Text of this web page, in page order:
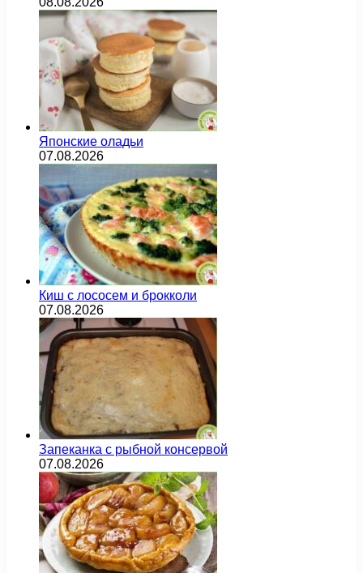
Японские оладьи
07.08.2026
Киш с лососем и брокколи
07.08.2026
Запеканка с рыбной консервой
07.08.2026